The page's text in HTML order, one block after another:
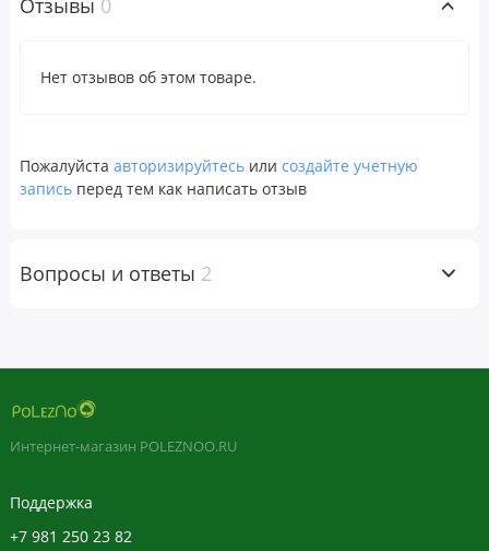
Нет отзывов об этом товаре.
Пожалуйста авторизируйтесь или создайте учетную
запись перед тем как написать отзыв
Вопросы и ответы 2
Интернет-магазин POLEZNOO.RU
Поддержка
+7 981 250 23 82